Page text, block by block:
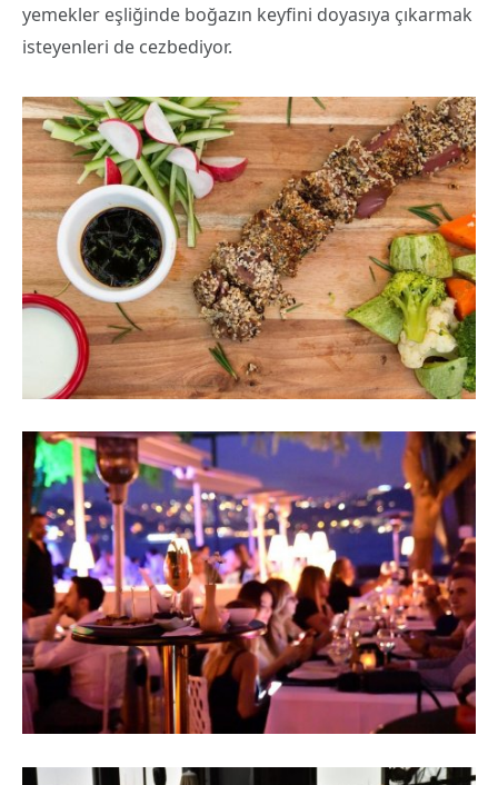
yemekler eşliğinde boğazın keyfini doyasıya çıkarmak
isteyenleri de cezbediyor.